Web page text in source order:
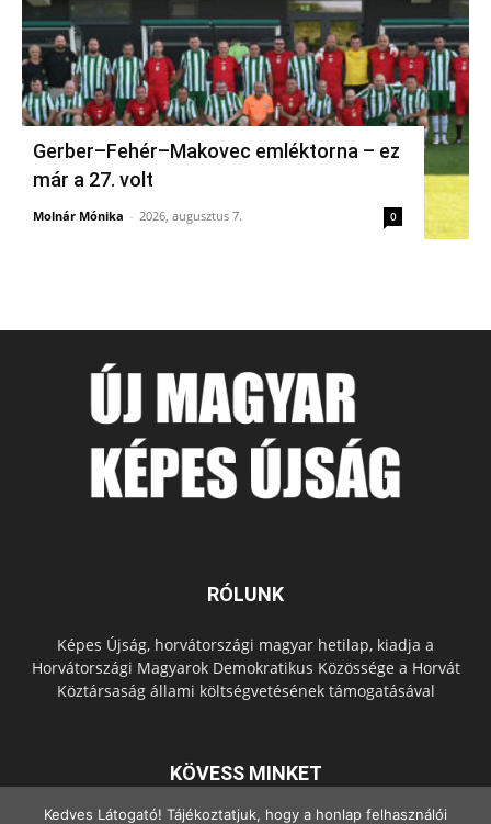
Gerber–Fehér–Makovec emléktorna – ez
már a 27. volt
Molnár Mónika - 2026, augusztus 7. 0
RÓLUNK
Képes Újság, horvátországi magyar hetilap, kiadja a
Horvátországi Magyarok Demokratikus Közössége a Horvát
Köztársaság állami költségvetésének támogatásával
KÖVESS MINKET
Kedves Látogató! Tájékoztatjuk, hogy a honlap felhasználói